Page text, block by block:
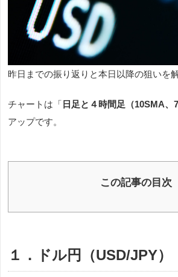
昨日までの振り返りと本日以降の狙いを
チャートは「 日足と４時間足（10SMA、
アップです。
この記事の目次
１．ドル円（USD/JPY）